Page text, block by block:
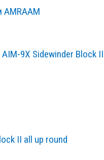
9X Sidewinder Block II
II all up round